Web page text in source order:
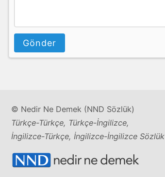
Gönder
© Nedir Ne Demek (NND Sözlük)
Türkçe-Türkçe, Türkçe-İngilizce,
İngilizce-Türkçe, İngilizce-İngilizce Sözlük